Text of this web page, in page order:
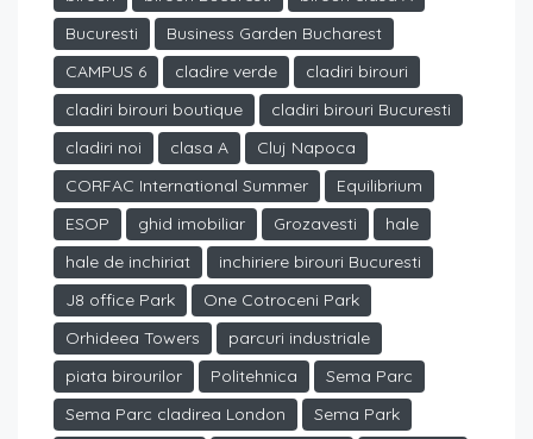
Bucuresti
Business Garden Bucharest
CAMPUS 6
cladire verde
cladiri birouri
cladiri birouri boutique
cladiri birouri Bucuresti
cladiri noi
clasa A
Cluj Napoca
CORFAC International Summer
Equilibrium
ESOP
ghid imobiliar Grozavesti
hale
hale de inchiriat
inchiriere birouri Bucuresti
J8 office Park
One Cotroceni Park
Orhideea Towers
parcuri industriale
piata birourilor
Politehnica
Sema Parc
Sema Parc cladirea London
Sema Park